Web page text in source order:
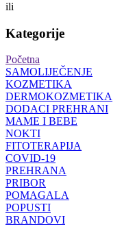
ili
Kategorije
Početna
SAMOLIJEČENJE
KOZMETIKA
DERMOKOZMETIKA
DODACI PREHRANI
MAME I BEBE
NOKTI
FITOTERAPIJA
COVID-19
PREHRANA
PRIBOR
POMAGALA
POPUSTI
BRANDOVI